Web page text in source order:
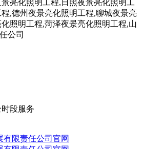
段服务
有限责任公司官网